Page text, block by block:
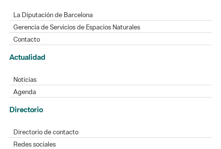
La Diputación de Barcelona
Gerencia de Servicios de Espacios Naturales
Contacto
Actualidad
Noticias
Agenda
Directorio
Directorio de contacto
Redes sociales